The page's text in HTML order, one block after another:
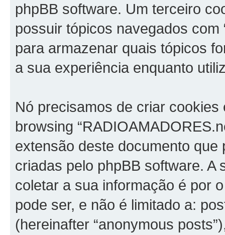
phpBB software. Um terceiro
possuir tópicos navegados com
para armazenar quais tópicos
a sua experiência enquanto
Nó precisamos de criar
browsing
extensão deste documento
criadas pelo phpBB software. A
coletar a sua informação é por
pode ser, e não é limitado a:
(hereinafter “anonymous